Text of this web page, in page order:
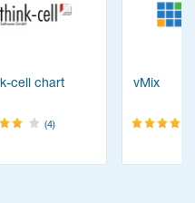
cell chart
(4)
vMix